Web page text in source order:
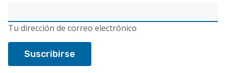
electrónico
Tu dirección de correo electrónico